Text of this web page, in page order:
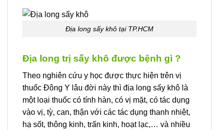
Địa long sấy khô tại TP.HCM
Địa long trị sấy khô được bệnh gì ?
Theo nghiên cứu y học được thực hiện trên vị
thuốc Đông Y lâu đời này thì địa long sấy khô là
một loại thuốc có tính hàn, có vị mặt, có tác dụng
vào vị, tỳ, can, thận với các tác dụng thanh nhiệt,
hạ sốt, thông kinh, trấn kinh, hoạt lạc,… và nhiều